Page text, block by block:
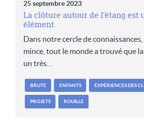
25 septembre 2023
La clôture autour de l’étang est
élément.
Dans notre cercle de
mince, tout le monde a trouvé que
un très…
BRUTE ENFANTS EXPÉRIENCES DES
PROJETS ROUILLE